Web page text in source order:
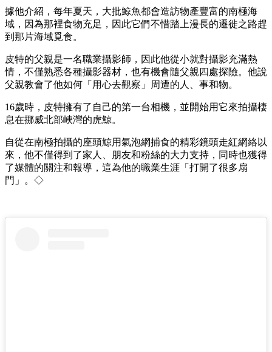
據他介紹，每年夏天，大批鯨魚都會造訪物產豐富的南極海
域，因為那裡食物充足，因此它們不惜踏上漫長的遷徙之路趕
到那片海域覓食。
皮特的父親是一名職業攝影師，因此他從小就對攝影充滿熱
情，不僅熟悉各種攝影器材，也有機會隨父親四處探險。他說
父親教會了他如何「用心去觀察」周遭的人、事和物。
16歲時，皮特擁有了自己的第一台相機，並開始用它來拍攝棲
息在挪威北部峽灣的虎鯨。
自從在南極拍攝的座頭鯨用氣泡網捕食的精彩鏡頭走紅網絡以
來，他不僅得到了家人、朋友和粉絲的大力支持，同時也獲得
了媒體的關注和報導，這為他的職業生涯「打開了很多扇
門」。◇